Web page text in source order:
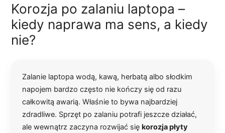
Korozja po zalaniu laptopa –
kiedy naprawa ma sens, a kiedy
nie?
Zalanie laptopa wodą, kawą, herbatą albo słodkim
napojem bardzo często nie kończy się od razu
całkowitą awarią. Właśnie to bywa najbardziej
zdradliwe. Sprzęt po zalaniu potrafi jeszcze działać,
ale wewnątrz zaczyna rozwijać siękorozja płyty